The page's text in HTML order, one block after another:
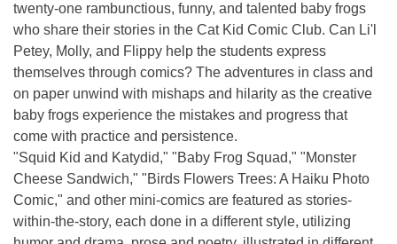
twenty-one rambunctious, funny, and talented baby frogs
who share their stories in the Cat Kid Comic Club. Can Li'l
Petey, Molly, and Flippy help the students express
themselves through comics? The adventures in class and
on paper unwind with mishaps and hilarity as the creative
baby frogs experience the mistakes and progress that
come with practice and persistence.
"Squid Kid and Katydid," "Baby Frog Squad," "Monster
Cheese Sandwich," "Birds Flowers Trees: A Haiku Photo
Comic," and other mini-comics are featured as stories-
within-the-story, each done in a different style, utilizing